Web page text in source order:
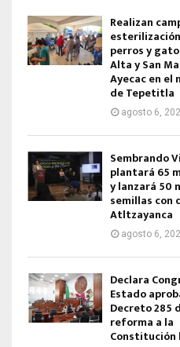
Realizan
perros y
Alta y San
Ayecac en el
de Tepetitla
agosto 6,
Sembrando
plantará 65
y lanzará 50
semillas con
Atltzayanca
agosto 6,
Declara
Estado
Decreto 285
reforma a la
Constitución